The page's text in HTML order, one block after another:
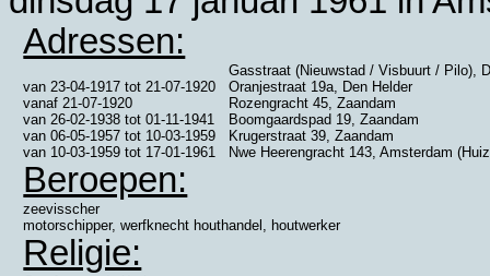
Adressen:
Gasstraat (Nieuwstad / Visbuurt / Pilo),
van23-04-1917 tot21-07-1920
Oranjestraat 19a, Den Helder
vanaf21-07-1920
Rozengracht 45, Zaandam
van26-02-1938 tot01-11-1941
Boomgaardspad 19, Zaandam
van06-05-1957 tot 10-03-1959
Krugerstraat 39, Zaandam
van 10-03-1959 tot 17-01-1961 Nwe Heerengracht 143, Amsterdam
Beroepen:
zeevisscher
motorschipper, werfknecht houthandel, houtwerker
Religie: